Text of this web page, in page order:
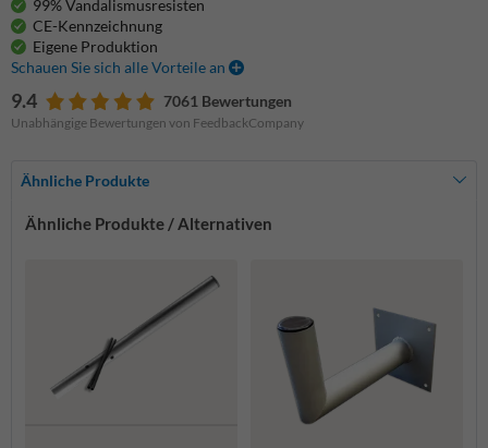
99% Vandalismusresisten
CE-Kennzeichnung
Eigene Produktion
Schauen Sie sich alle Vorteile an
9.4 7061 Bewertungen
Unabhängige Bewertungen von FeedbackCompany
Ähnliche Produkte
Ähnliche Produkte / Alternativen